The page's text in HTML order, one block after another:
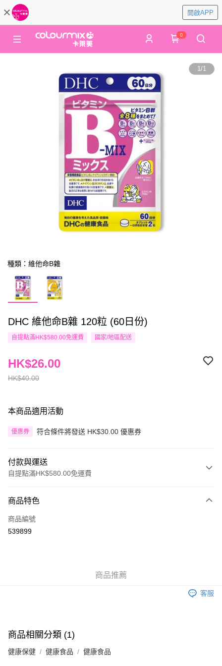
開啟APP
0
1/1
種類：維他命B雜
DHC 維他命B雜 120粒 (60日份)
自提點滿HK$580.00免運費 國家/地區配送
HK$40.00
HK$26.00
本商品適用活動
優惠券 符合條件將發送 HK$30.00 優惠券
付款與運送
自提點滿HK$580.00免運費
信用卡
Apple Pay
相關說明
銀行匯款 請將存款存到以下銀行帳戶，並於存款單據寫上訂單編號後電郵至
eshop@colourmix-cosmetics.com** **我們不會處理沒有提供存款單據的訂
送貨方式
商品特色
商品編號
539899
商品推薦
客服
商品相關分類 (1)
健康保健 健康食品 健康食品